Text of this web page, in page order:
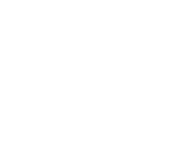
B)
B)
B)